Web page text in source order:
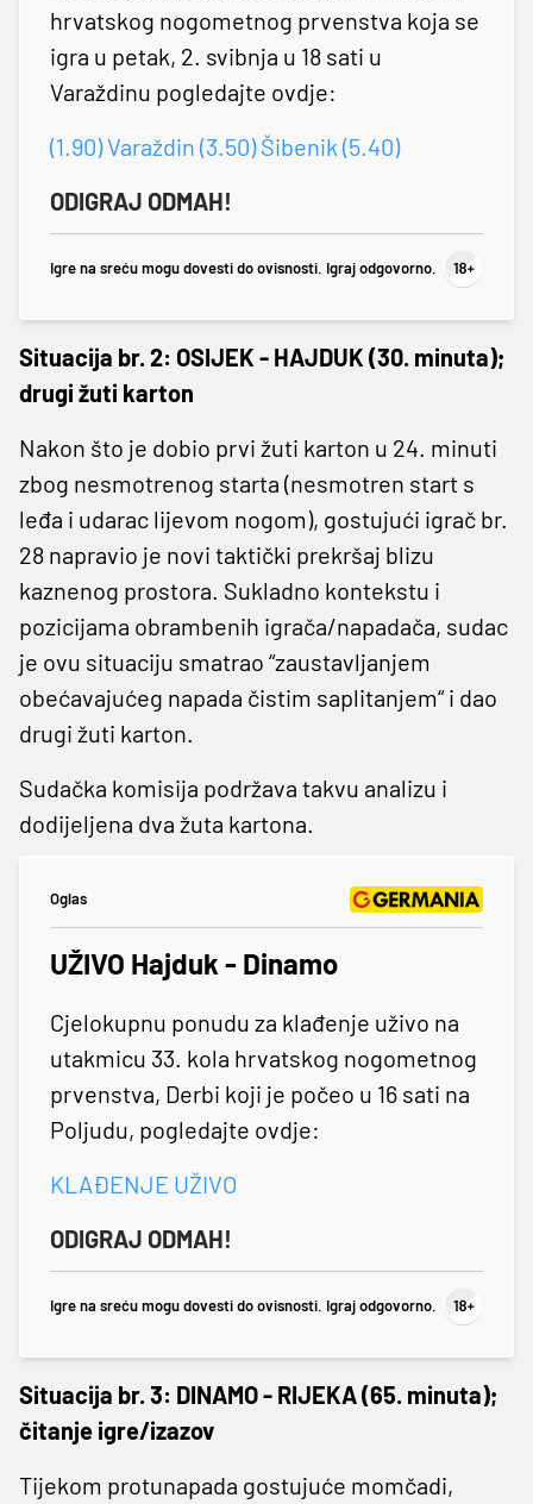
hrvatskog nogometnog prvenstva koja se
igra u petak, 2. svibnja u 18 sati u
Varaždinu pogledajte ovdje:
(1.90) Varaždin (3.50) Šibenik (5.40)
ODIGRAJ ODMAH!
Igre na sreću mogu dovesti do ovisnosti. Igraj odgovorno.
Situacija br. 2: OSIJEK - HAJDUK (30. minuta);
drugi žuti karton
Nakon što je dobio prvi žuti karton u 24. minuti
zbog nesmotrenog starta (nesmotren start s
leđa i udarac lijevom nogom), gostujući igrač br.
28 napravio je novi taktički prekršaj blizu
kaznenog prostora. Sukladno kontekstu i
pozicijama obrambenih igrača/napadača, sudac
je ovu situaciju smatrao “zaustavljanjem
obećavajućeg napada čistim saplitanjem“ i dao
drugi žuti karton.
Sudačka komisija podržava takvu analizu i
dodijeljena dva žuta kartona.
Oglas
UŽIVO Hajduk - Dinamo
Cjelokupnu ponudu za klađenje uživo na
utakmicu 33. kola hrvatskog nogometnog
prvenstva, Derbi koji je počeo u 16 sati na
Poljudu, pogledajte ovdje:
KLAĐENJE UŽIVO
ODIGRAJ ODMAH!
Igre na sreću mogu dovesti do ovisnosti. Igraj odgovorno.
Situacija br. 3: DINAMO - RIJEKA (65. minuta);
čitanje igre/izazov
Tijekom protunapada gostujuće momčadi,